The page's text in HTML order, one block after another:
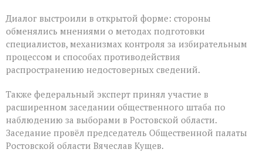
Диалог выстроили в открытой форме: стороны
обменялись мнениями о методах подготовки
специалистов, механизмах контроля за избирательным
процессом и способах противодействия
распространению недостоверных сведений.
Также федеральный эксперт принял участие в
расширенном заседании общественного штаба по
наблюдению за выборами в Ростовской области.
Заседание провёл председатель Общественной палаты
Ростовской области Вячеслав Кущев.